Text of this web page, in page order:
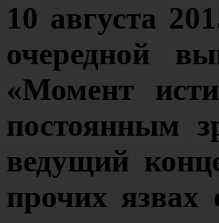
10 августа
очередной
«Момент
постоянным
ведущий
прочих язвах